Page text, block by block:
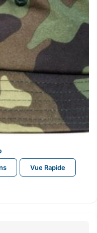
Ce
produit
Vue Rapide